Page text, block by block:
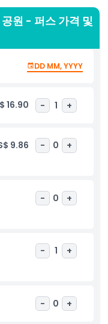
중점을 두어 가족, 학교
레드 동물원은 또한 동
의 독특한 야생동물과
습니다. 다양한 활동과
다.
원 - 퍼스 가격 및
DD MM, YYYY
16.90 - 1 +
9.86 - 0 +
- 0 +
- 1 +
- 0 +